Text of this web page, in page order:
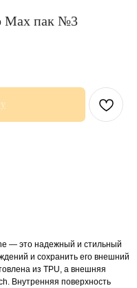
Max пак №3
— это надежный и стильный
и сохранить его внешний
из TPU, а внешняя
Внутренняя поверхность